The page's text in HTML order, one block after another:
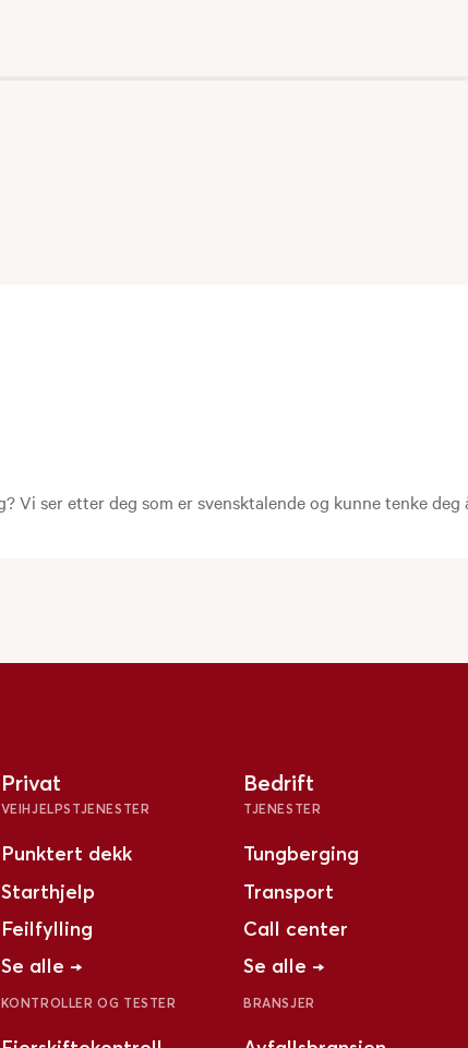
Vi ser etter deg som er svensktalende og kunne tenke
Privat
VEIHJELPSTJENESTER
Punktert dekk
Starthjelp
Feilfylling
Se alle →
KONTROLLER OG TESTER
Bedrift
TJENESTER
Tungberging
Transport
Call center
Se alle →
BRANSJER